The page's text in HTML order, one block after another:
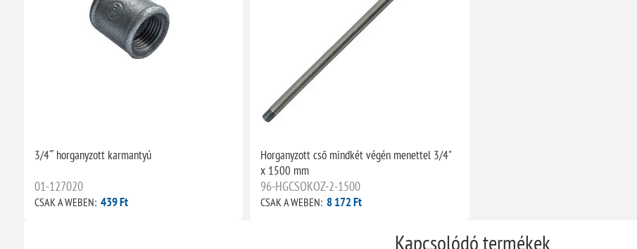
3/4˝ horganyzott karmantyú
01-127020
CSAK A WEBEN: 439 Ft
Horganyzott cső mindkét végén menettel 3/4"
x 1500 mm
96-HGCSOKOZ-2-1500
CSAK A WEBEN: 8 172 Ft
Kapcsolódó termékek